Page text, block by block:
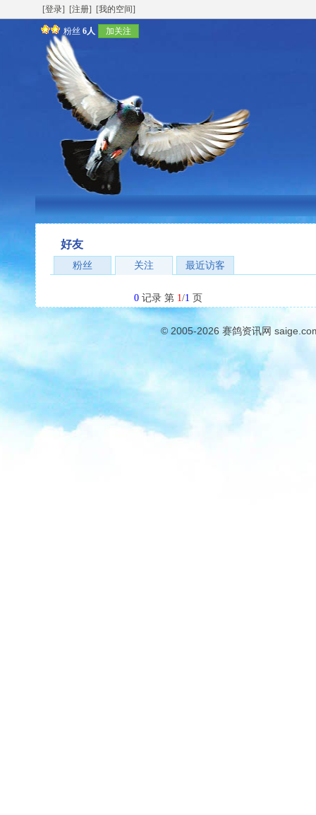
[登录] [注册] [我的空间]
粉丝 6人 加关注
好友
粉丝 关注 最近访客
0 记录 第 1/1 页
© 2005-2026 赛鸽资讯网